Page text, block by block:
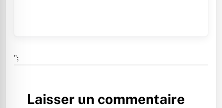
";
Laisser un commentaire